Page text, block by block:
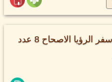
تفسير سفر الرؤيا الاصحاح 8 عدد